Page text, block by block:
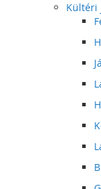
Kültéri